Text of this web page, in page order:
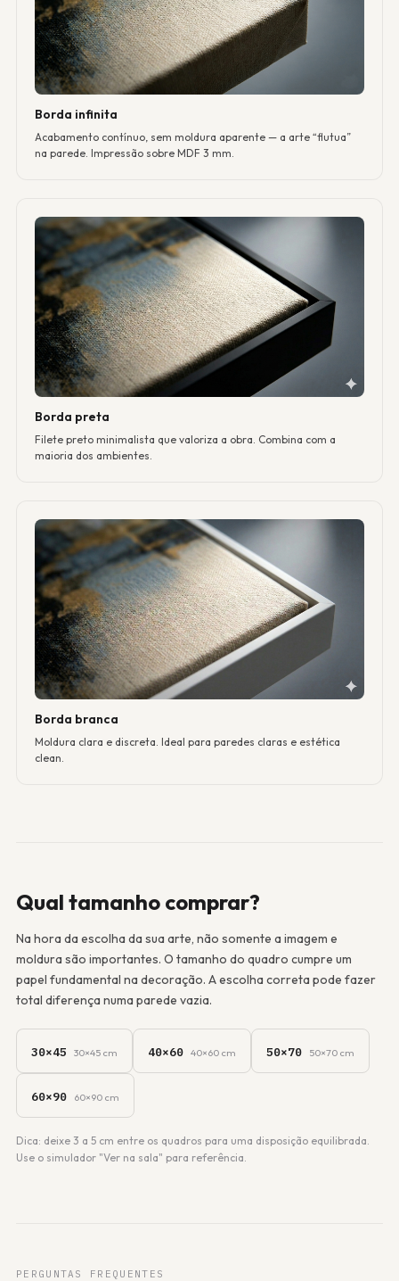
Borda infinita
Acabamento contínuo, sem moldura aparente — a arte “flutua”
na parede. Impressão sobre MDF 3 mm.
Borda preta
Filete preto minimalista que valoriza a obra. Combina com a
maioria dos ambientes.
Borda branca
Moldura clara e discreta. Ideal para paredes claras e estética
clean.
Qual tamanho comprar?
Na hora da escolha da sua arte, não somente a imagem e
moldura são importantes. O tamanho do quadro cumpre um
papel fundamental na decoração. A escolha correta pode fazer
total diferença numa parede vazia.
30×45 30×45 cm 40×60 40×60 cm 50×70 50×70 cm
60×90 60×90 cm
Dica: deixe 3 a 5 cm entre os quadros para uma disposição equilibrada.
Use o simulador "Ver na sala" para referência.
PERGUNTAS FREQUENTES